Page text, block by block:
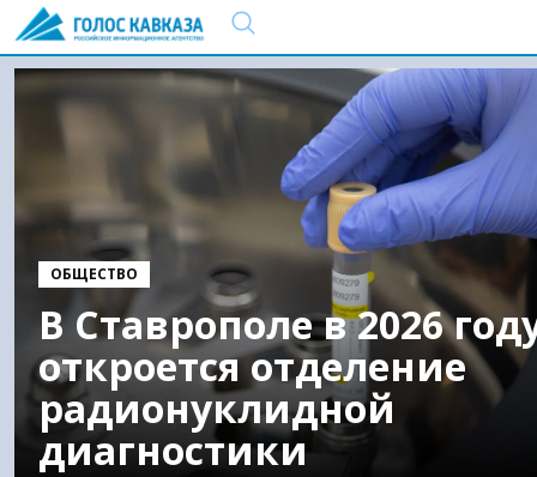
ОБЩЕСТВО
В Ставрополе в 2026
откроется отделение
радионуклидной
диагностики